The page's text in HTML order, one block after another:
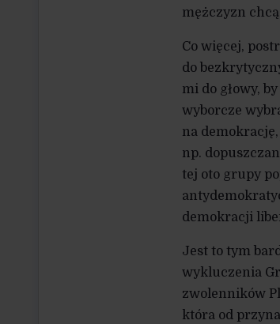
mężczyzn
Co więcej,
do
mi do głowy,
wyborcze
na
np.
tej oto grupy
demokracji
Jest to tym
wykluczenia
zwolenników
która od